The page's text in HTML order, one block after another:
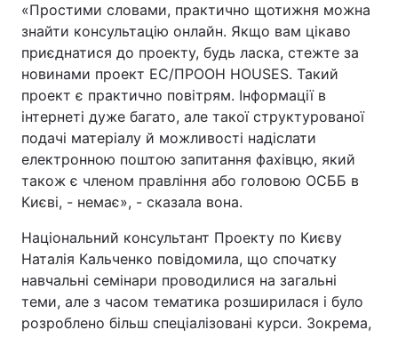
«Простими словами, практично щотижня можна
знайти консультацію онлайн. Якщо вам цікаво
приєднатися до проекту, будь ласка, стежте за
новинами проект ЕС/ПРООН HOUSES. Такий
проект є практично повітрям. Інформації в
інтернеті дуже багато, але такої структурованої
подачі матеріалу й можливості надіслати
електронною поштою запитання фахівцю, який
також є членом правління або головою ОСББ в
Києві, - немає», - сказала вона.
Національний консультант Проекту по Києву
Наталія Кальченко повідомила, що спочатку
навчальні семінари проводилися на загальні
теми, але з часом тематика розширилася і було
розроблено більш спеціалізовані курси. Зокрема,